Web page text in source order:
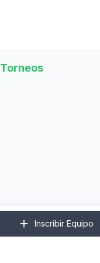
Torneos
Inscribir Equipo